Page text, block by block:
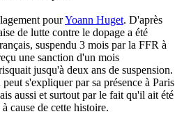
pourYoann Huget. D'après
de lutte contre le dopage a été
suspendu 3 mois par la FFR à
une sanction d'un mois
jusqu'à deux ans de suspension.
s'expliquer par sa présence à Paris
aussi et surtout par le fait qu'il ait été
cause de cette histoire.